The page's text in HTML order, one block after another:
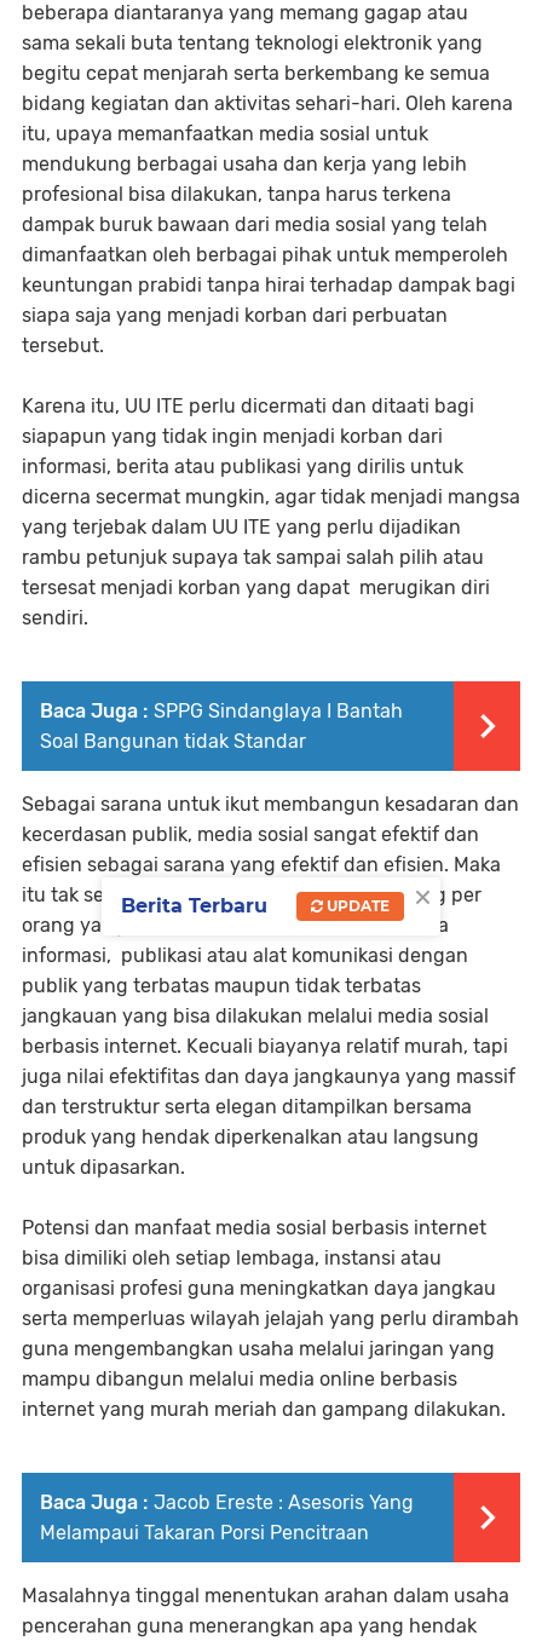
beberapa diantaranya yang memang gagap atau
sama sekali buta tentang teknologi elektronik yang
begitu cepat menjarah serta berkembang ke semua
bidang kegiatan dan aktivitas sehari-hari. Oleh karena
itu, upaya memanfaatkan media sosial untuk
mendukung berbagai usaha dan kerja yang lebih
profesional bisa dilakukan, tanpa harus terkena
dampak buruk bawaan dari media sosial yang telah
dimanfaatkan oleh berbagai pihak untuk memperoleh
keuntungan prabidi tanpa hirai terhadap dampak bagi
siapa saja yang menjadi korban dari perbuatan
tersebut.
Karena itu, UU ITE perlu dicermati dan ditaati bagi
siapapun yang tidak ingin menjadi korban dari
informasi, berita atau publikasi yang dirilis untuk
dicerna secermat mungkin, agar tidak menjadi mangsa
yang terjebak dalam UU ITE yang perlu dijadikan
rambu petunjuk supaya tak sampai salah pilih atau
tersesat menjadi korban yang dapat merugikan diri
sendiri.
Baca Juga : SPPG Sindanglaya I Bantah
Soal Bangunan tidak Standar
Sebagai sarana untuk ikut membangun kesadaran dan
kecerdasan publik, media sosial sangat efektif dan
efisien sebagai sarana yang efektif dan efisien. Maka
itu tak sedikit lembaga, instansi maupun orang per
orang yang memiliki usaha memerlukan satana
informasi, publikasi atau alat komunikasi dengan
publik yang terbatas maupun tidak terbatas
jangkauan yang bisa dilakukan melalui media sosial
berbasis internet. Kecuali biayanya relatif murah, tapi
juga nilai efektifitas dan daya jangkaunya yang massif
dan terstruktur serta elegan ditampilkan bersama
produk yang hendak diperkenalkan atau langsung
untuk dipasarkan.
Potensi dan manfaat media sosial berbasis internet
bisa dimiliki oleh setiap lembaga, instansi atau
organisasi profesi guna meningkatkan daya jangkau
serta memperluas wilayah jelajah yang perlu dirambah
guna mengembangkan usaha melalui jaringan yang
mampu dibangun melalui media online berbasis
internet yang murah meriah dan gampang dilakukan.
Baca Juga : Jacob Ereste : Asesoris Yang
Melampaui Takaran Porsi Pencitraan
Masalahnya tinggal menentukan arahan dalam usaha
pencerahan guna menerangkan apa yang hendak
×
Berita Terbaru UPDATE